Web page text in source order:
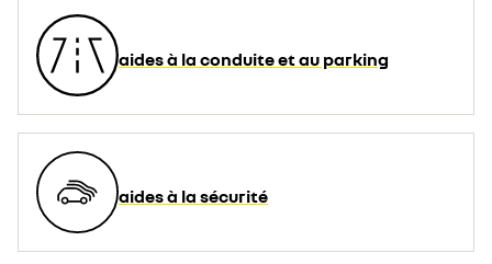
aides à la conduite et au parking
aides à la sécurité